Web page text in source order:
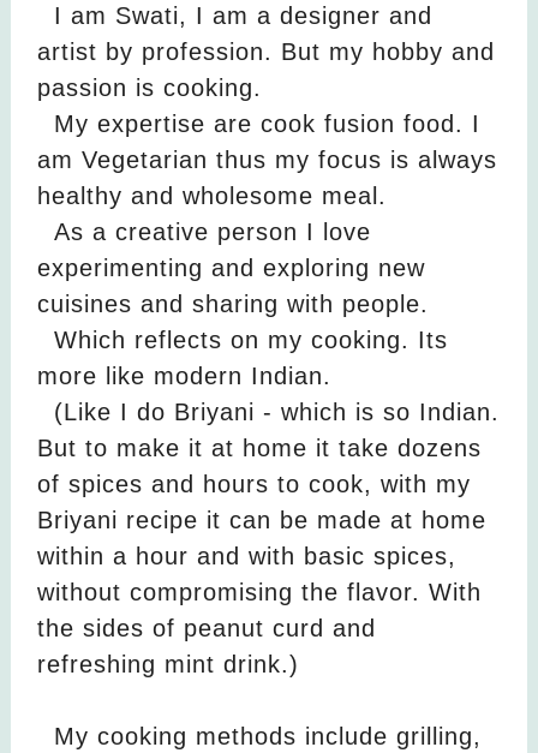
I am Swati, I am a designer and
artist by profession. But my hobby and
passion is cooking.
My expertise are cook fusion food. I
am Vegetarian thus my focus is always
healthy and wholesome meal.
As a creative person I love
experimenting and exploring new
cuisines and sharing with people.
Which reflects on my cooking. Its
more like modern Indian.
(Like I do Briyani - which is so Indian.
But to make it at home it take dozens
of spices and hours to cook, with my
Briyani recipe it can be made at home
within a hour and with basic spices,
without compromising the flavor. With
the sides of peanut curd and
refreshing mint drink.)
My cooking methods include grilling,